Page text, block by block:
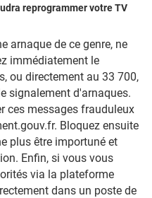
reprogrammer votre TV
arnaque de ce genre, ne
immédiatement le
ou directement au 33 700,
signalement d'arnaques.
ces messages frauduleux
Bloquez ensuite
plus être importuné et
Enfin, si vous vous
via la plateforme
dans un poste de